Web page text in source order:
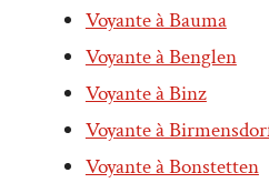
Voyante à Bauma
Voyante à Benglen
Voyante à Binz
Voyante à
Voyante à Bonstetten